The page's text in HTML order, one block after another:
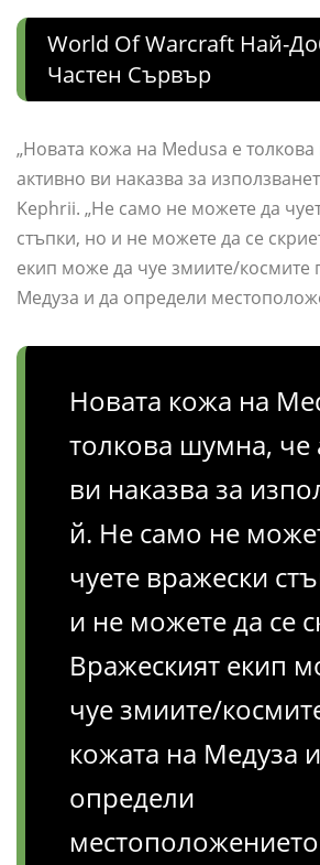
World Of Warcraft Най-
Частен Сървър
„Новата кожа на Medusa е
активно ви наказва за
Kephrii. „Не само не можете да
стъпки, но и не можете да се
екип може да чуе змиите/космите
Медуза и да определи
Новата кожа на
толкова шумна, че
ви наказва за
й. Не само не
чуете вражески
и не можете да се
Вражеският екип
чуе змиите/
кожата на Медуза
определи